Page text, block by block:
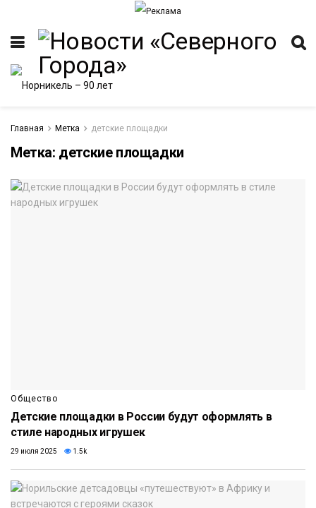
Главная Метка детские площадки
Метка: детские площадки
Общество
Детские площадки в России будут оформлять в
стиле народных игрушек
29 июля 2025 1.5k